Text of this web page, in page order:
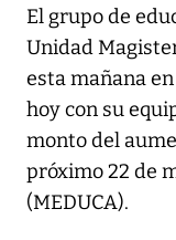
El grupo de
Unidad
esta mañana
hoy con su
monto del
próximo 22 de
(MEDUCA).